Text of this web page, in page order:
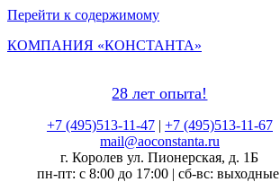
Перейти к содержимому
КОМПАНИЯ «КОНСТАНТА»
28 лет опыта!
+7 (495)513-11-47| +7 (495)513-11-67
mail@aoconstanta.ru
г. Королев ул. Пионерская, д. 1Б
пн-пт: с 8:00 до 17:00 | сб-вс: выходные